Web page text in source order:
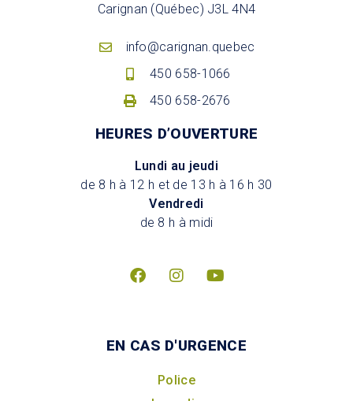
Carignan (Québec) J3L 4N4
info@carignan.quebec
450 658-1066
450 658-2676
HEURES D’OUVERTURE
Lundi au jeudi
de 8 h à 12 h et de 13 h à 16 h 30
Vendredi
de 8 h à midi
EN CAS D'URGENCE
Police